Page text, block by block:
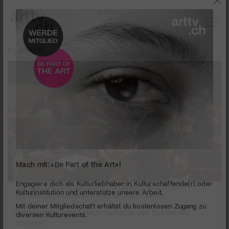
KLASSIK
Das Swiss Orchestra wurde 2018 von Lena-Lisa Wüstendörfer
gegründet und verschreibt sich der Schweizer Sinfonik.
Swiss Orchestra | Neue Schätze der Schweizer
Engagiere dich als Kulturliebhaber:in, Kulturschaffende(r) oder
Kulturinstitution und unterstütze unsere Arbeit.
Mit deiner Mitgliedschaft erhältst du kostenlosen Zugang zu